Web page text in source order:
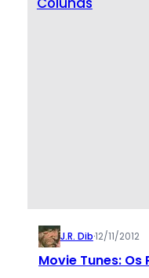
J.R. Dib·12/11/2012
Movie Tunes: